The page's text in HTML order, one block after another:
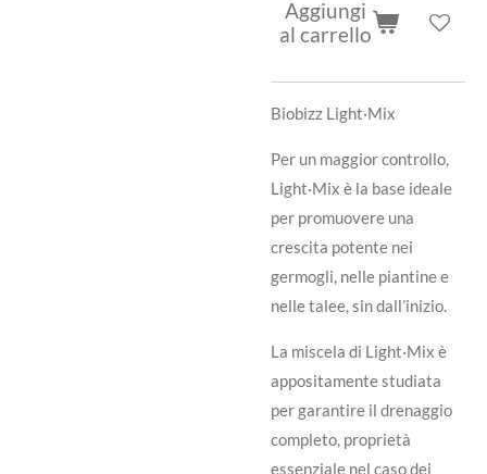
Aggiungi
al carrello
Biobizz Light·Mix
Per un maggior controllo,
Light·Mix è la base ideale
per promuovere una
crescita potente nei
germogli, nelle piantine e
nelle talee, sin dall’inizio.
La miscela di Light·Mix è
appositamente studiata
per garantire il drenaggio
completo, proprietà
essenziale nel caso dei